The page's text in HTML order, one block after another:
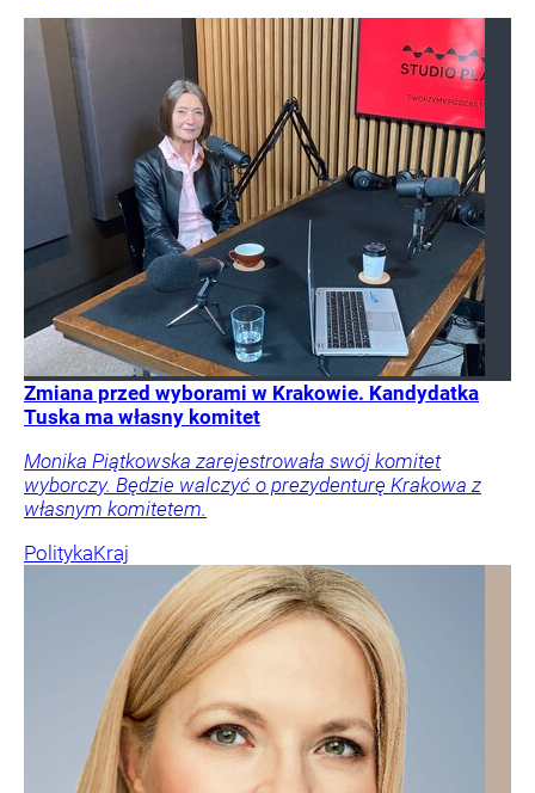
Zmiana przed wyborami w Krakowie. Kandydatka
Tuska ma własny komitet
Monika Piątkowska zarejestrowała swój komitet
wyborczy. Będzie walczyć o prezydenturę Krakowa z
własnym komitetem.
PolitykaKraj